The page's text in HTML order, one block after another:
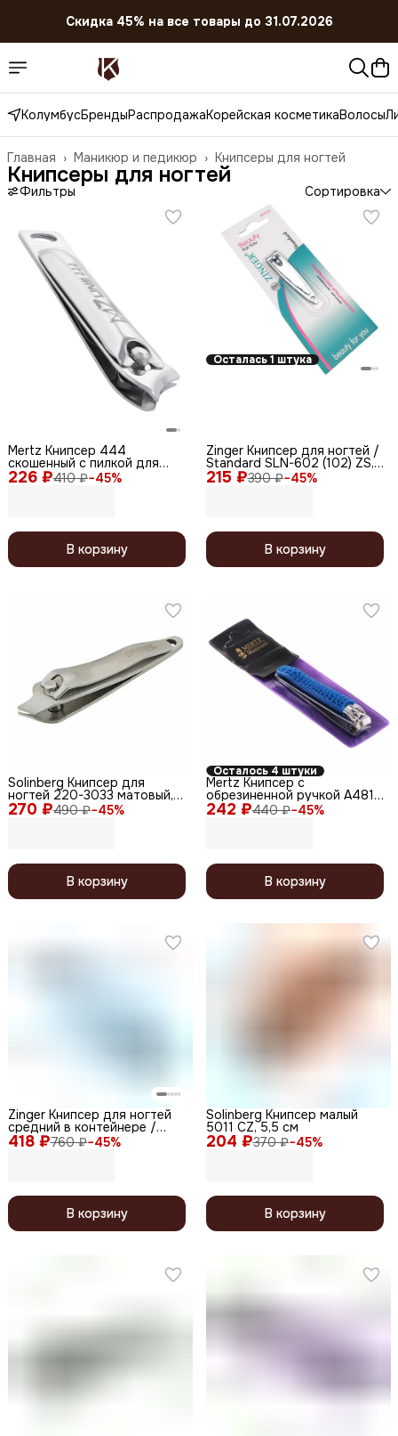
Скидка 45% на все товары до 31.07.2026
КолумбусБрендыРаспродажаКорейская косметикаВолосы
Книпсеры для ногтей
Маникюр и педикюр ›
Главная ›
Книпсеры для ногтей
Фильтры Сортировка
226 ₽410 ₽−45%
Mertz Книпсер 444
скошенный с пилкой для
ногтей
В корзину
Осталась 1 штука
215 ₽390 ₽−45%
Zinger Книпсер для ногтей /
Standard SLN-602 (102) ZS,
5,5 см
В корзину
270 ₽490 ₽−45%
Solinberg Книпсер для
ногтей 220-3033 матовый,
скошенные лезвия, 6 см
В корзину
Осталось 4 штуки
242 ₽440 ₽−45%
Mertz Книпсер с
обрезиненной ручкой A481,
синий, 8 см
В корзину
418 ₽760 ₽−45%
Zinger Книпсер для ногтей
средний в контейнере /
Classic SLN-603-С10 white-
В корзину
204 ₽370 ₽−45%
Solinberg Книпсер малый
5011 CZ, 5,5 см
В корзину